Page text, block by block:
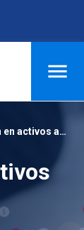
Curso Inversión en activos alternativos